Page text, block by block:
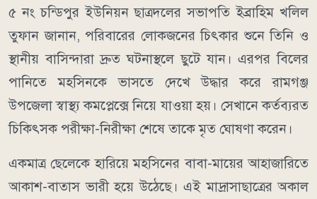
৫ নং চন্ডিপুর ইউনিয়ন ছাত্রদলের সভাপতি ইব্রাহিম খলিল
তুফান জানান, পরিবারের লোকজনের চিৎকার শুনে তিনি ও
স্থানীয় বাসিন্দারা দ্রুত ঘটনাস্থলে ছুটে যান। এরপর বিলের
পানিতে মহসিনকে ভাসতে দেখে উদ্ধার করে রামগঞ্জ
উপজেলা স্বাস্থ্য কমপ্লেক্সে নিয়ে যাওয়া হয়। সেখানে কর্তব্যরত
চিকিৎসক পরীক্ষা-নিরীক্ষা শেষে তাকে মৃত ঘোষণা করেন।
একমাত্র ছেলেকে হারিয়ে মহসিনের বাবা-মায়ের আহাজারিতে
আকাশ-বাতাস ভারী হয়ে উঠেছে। এই মাদ্রাসাছাত্রের অকাল